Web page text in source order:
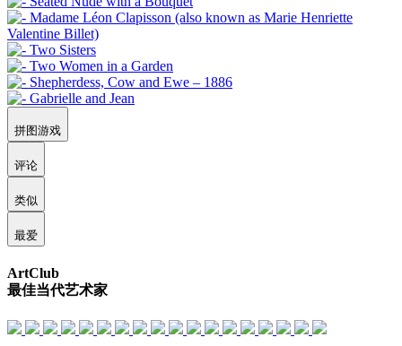
拼图游戏
评论
类似
最爱
ArtClub
最佳当代艺术家